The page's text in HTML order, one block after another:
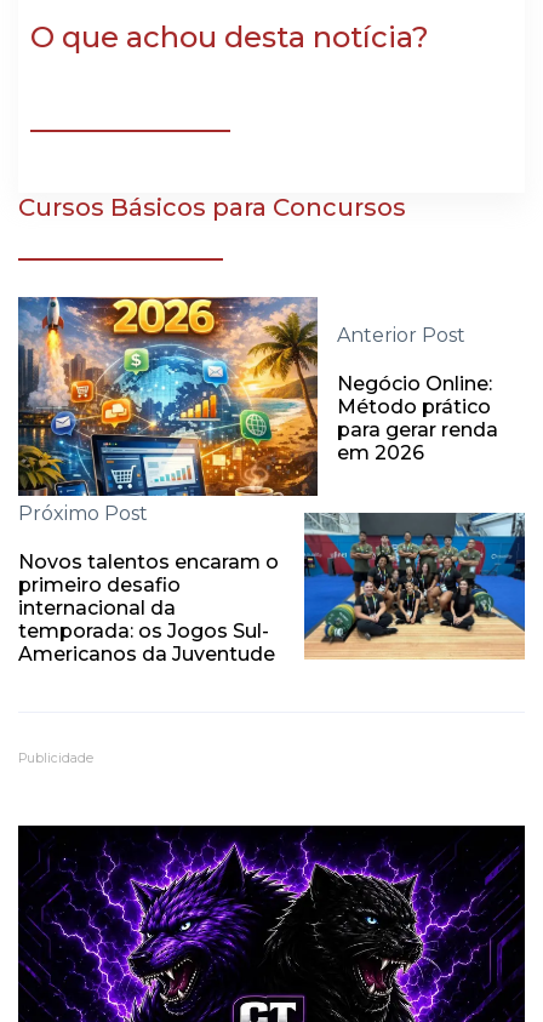
O que achou desta notícia?
Cursos Básicos para Concursos
Anterior Post
Negócio Online:
Método prático
para gerar renda
em 2026
Próximo Post
Novos talentos encaram o
primeiro desafio
internacional da
temporada: os Jogos Sul-
Americanos da Juventude
Publicidade